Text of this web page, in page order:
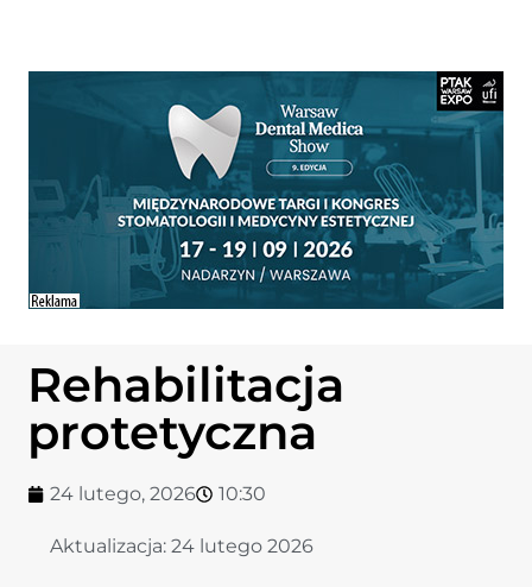
Rehabilitacja
protetyczna
24 lutego, 2026 10:30
Aktualizacja:24 lutego 2026